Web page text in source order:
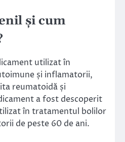
și cum
utilizat în
și inflamatorii,
reumatoidă și
a fost descoperit
în tratamentul bolilor
de peste 60 de ani.